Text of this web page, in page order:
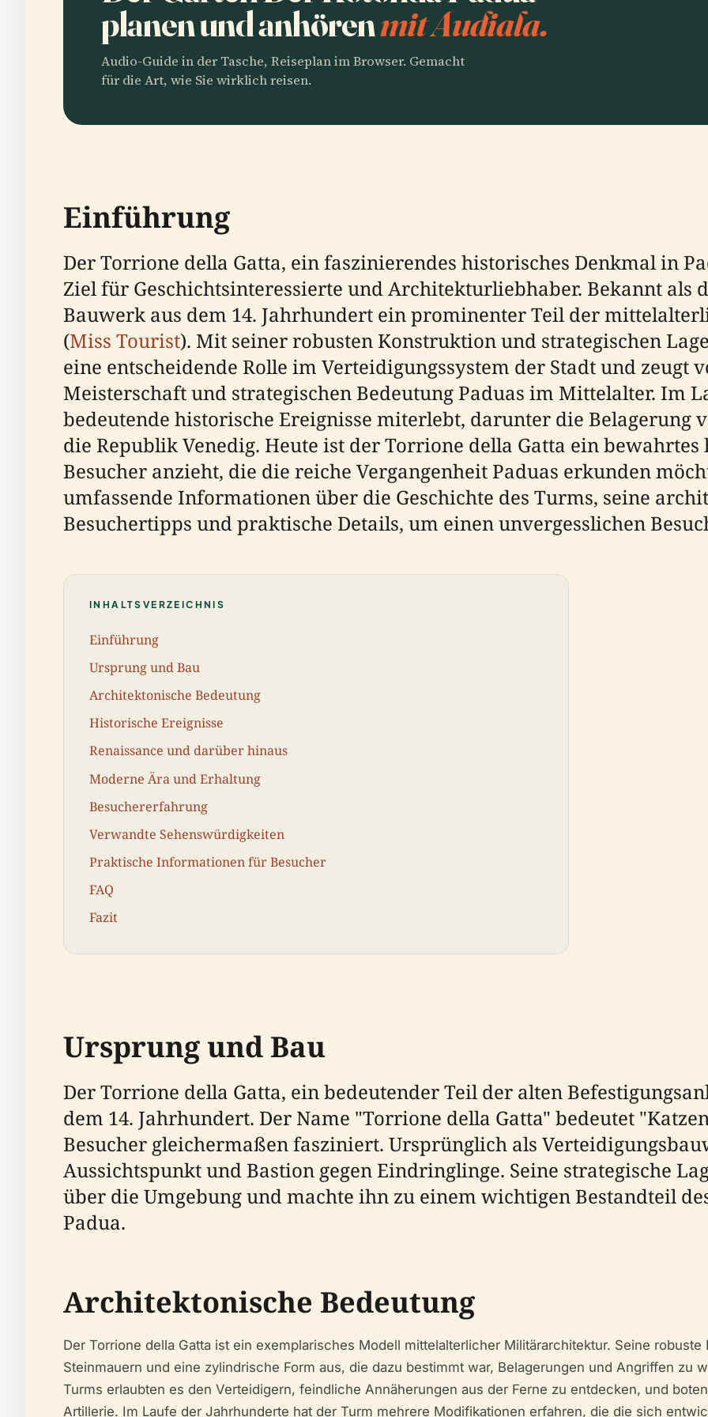
planen und anhörenmit Audiala.
Audio-Guide in der Tasche, Reiseplan im Browser. Gemacht
für die Art, wie Sie wirklich reisen.
Einführung
Der Torrione della Gatta, ein faszinierendes historisches Denkmal in
Ziel für Geschichtsinteressierte und Architekturliebhaber. Bekannt als
Bauwerk aus dem 14. Jahrhundert ein prominenter Teil der
(Miss Tourist). Mit seiner robusten Konstruktion und strategischen
eine entscheidende Rolle im Verteidigungssystem der Stadt und zeugt
Meisterschaft und strategischen Bedeutung Paduas im Mittelalter. Im
bedeutende historische Ereignisse miterlebt, darunter die Belagerung
die Republik Venedig. Heute ist der Torrione della Gatta ein
Besucher anzieht, die die reiche Vergangenheit Paduas erkunden
umfassende Informationen über die Geschichte des Turms, seine
Besuchertipps und praktische Details, um einen unvergesslichen
INHALTSVERZEICHNIS
Einführung
Ursprung und Bau
Architektonische Bedeutung
Historische Ereignisse
Renaissance und darüber hinaus
Moderne Ära und Erhaltung
Besuchererfahrung
Verwandte Sehenswürdigkeiten
Praktische Informationen für Besucher
FAQ
Fazit
Ursprung und Bau
Der Torrione della Gatta, ein bedeutender Teil der alten
dem 14. Jahrhundert. Der Name "Torrione della Gatta" bedeutet
Besucher gleichermaßen fasziniert. Ursprünglich als
Aussichtspunkt und Bastion gegen Eindringlinge. Seine strategische
über die Umgebung und machte ihn zu einem wichtigen Bestandteil
Padua.
Architektonische Bedeutung
Der Torrione della Gatta ist ein exemplarisches Modell mittelalterlicher Militärarchitektur. Seine
Steinmauern und eine zylindrische Form aus, die dazu bestimmt war, Belagerungen und Angriffen zu
Turms erlaubten es den Verteidigern, feindliche Annäherungen aus der Ferne zu entdecken, und
Artillerie. Im Laufe der Jahrhunderte hat der Turm mehrere Modifikationen erfahren, die die sich